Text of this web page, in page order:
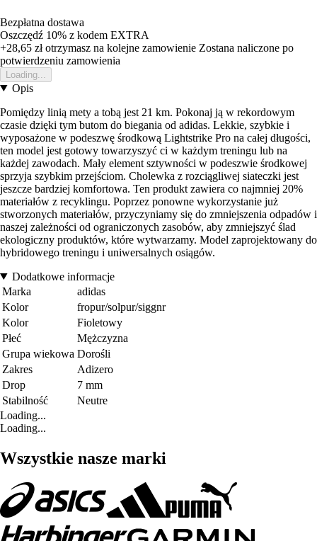
Bezpłatna dostawa
Oszczędź 10% z kodem EXTRA
+28,65 złotrzymasz na kolejne zamowienie Zostana naliczone po
potwierdzeniu zamowienia
Loading...
Opis
Pomiędzy linią mety a tobą jest 21 km. Pokonaj ją w rekordowym
czasie dzięki tym butom do biegania od adidas. Lekkie, szybkie i
wyposażone w podeszwę środkową Lightstrike Pro na całej długości,
ten model jest gotowy towarzyszyć ci w każdym treningu lub na
każdej zawodach. Mały element sztywności w podeszwie środkowej
sprzyja szybkim przejściom. Cholewka z rozciągliwej siateczki jest
jeszcze bardziej komfortowa. Ten produkt zawiera co najmniej 20%
materiałów z recyklingu. Poprzez ponowne wykorzystanie już
stworzonych materiałów, przyczyniamy się do zmniejszenia odpadów i
naszej zależności od ograniczonych zasobów, aby zmniejszyć ślad
ekologiczny produktów, które wytwarzamy. Model zaprojektowany do
hybridowego treningu i uniwersalnych osiągów.
Dodatkowe informacje
Marka
adidas
Kolor
fropur/solpur/siggnr
Kolor
Fioletowy
Płeć
Mężczyzna
Grupa wiekowa Dorośli
Zakres
Adizero
Drop
7 mm
Stabilność
Neutre
Loading...
Loading...
Wszystkie nasze marki